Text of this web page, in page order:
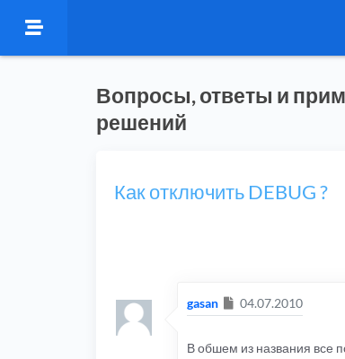
Вопросы, ответы и
решений
Как отключить DEBUG ?
gasan Сообщение
04.07.2010
В обшем из названия все